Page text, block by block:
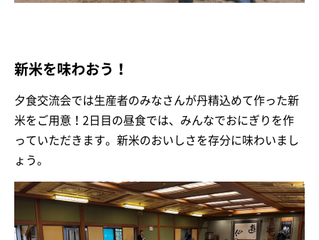
新米を味わおう！
夕食交流会では生産者のみなさんが丹精込めて作った新
米をご用意！2日目の昼食では、みんなでおにぎりを作
っていただきます。新米のおいしさを存分に味わいまし
ょう。